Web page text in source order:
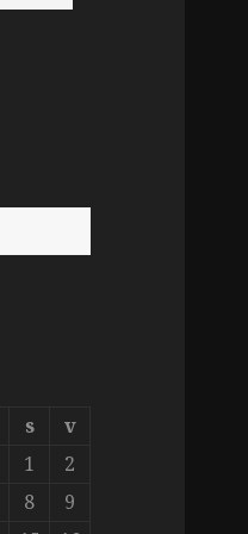
s
v
1
2
8
9